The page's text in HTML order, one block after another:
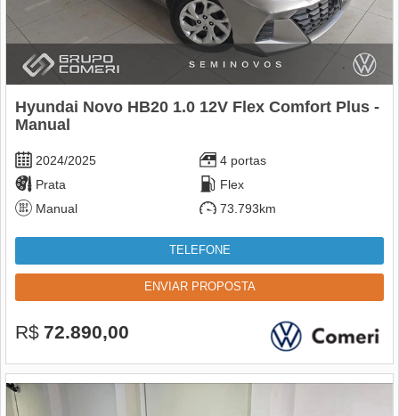
Hyundai Novo HB20 1.0 12V Flex Comfort Plus -
Manual
2024/2025
4 portas
Prata
Flex
Manual
73.793km
TELEFONE
ENVIAR PROPOSTA
R$ 72.890,00